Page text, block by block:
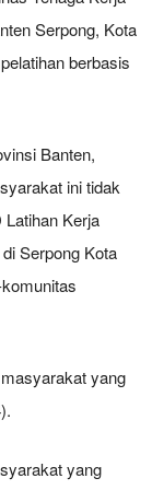
Serpong, Kota
berbasis
Banten,
ini tidak
Kerja
Serpong Kota
yang
yang